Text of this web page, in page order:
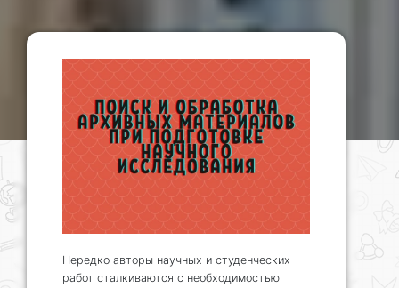
Нередко авторы научных и студенческих
работ сталкиваются с необходимостью